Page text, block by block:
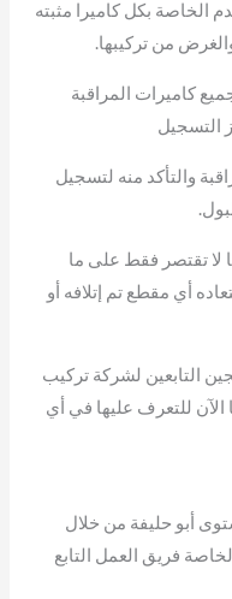
الخاصة بكل كاميرا مثبته
من تركيبها.
كاميرات المراقبة
التسجيل
والتأكد منه لتسجيل
لا تقتصر فقط على ما
أي مقطع تم إتلافه أو
التابعين لشركة تركيب
الآن للتعرف عليها في أي
أبو حليفة من خلال
فريق العمل التابع